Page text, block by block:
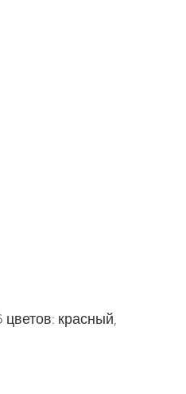
красный,